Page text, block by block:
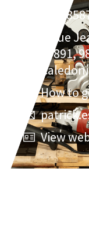
1 Rue
27891,
How to
View